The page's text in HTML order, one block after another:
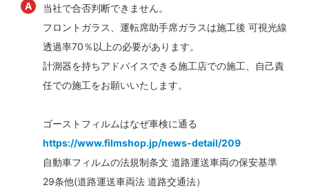
当社で合否判断できません。
フロントガラス、運転席助手席ガラスは施工後 可視光線
透過率70％以上の必要があります。
計測器を持ちアドバイスできる施工店での施工、自己責
任での施工をお願いいたします。
ゴーストフィルムはなぜ車検に通る
https://www.filmshop.jp/news-detail/209
自動車フィルムの法規制条文 道路運送車両の保安基準
29条他(道路運送車両法 道路交通法）